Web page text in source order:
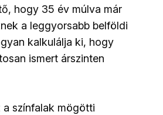
hogy 35 év múlva már
a leggyorsabb belföldi
kalkulálja ki, hogy
ismert árszinten
színfalak mögötti